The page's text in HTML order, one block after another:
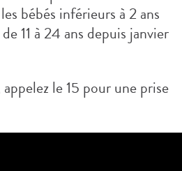
bébés inférieurs à 2 ans
11 à 24 ans depuis janvier
le 15 pour une prise